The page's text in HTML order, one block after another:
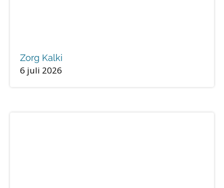
Zorg Kalki
6 juli 2026